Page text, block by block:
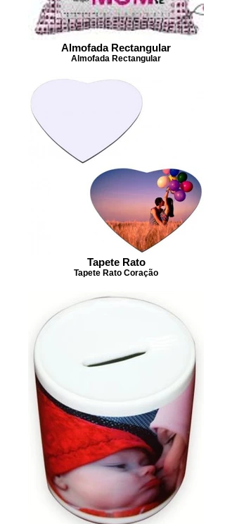
Almofada Rectangular
Almofada Rectangular
Tapete Rato
Tapete Rato Coração